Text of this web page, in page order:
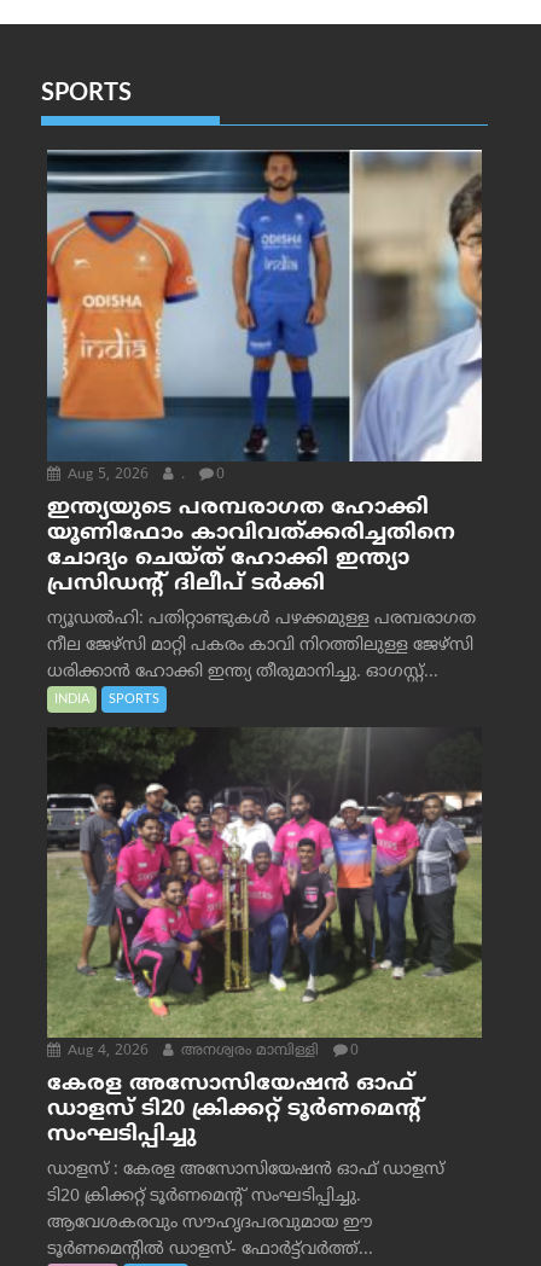
SPORTS
Aug 5, 2026 . 0
ഇന്ത്യയുടെ പരമ്പരാഗത ഹോക്കി
യൂണിഫോം കാവിവത്ക്കരിച്ചതിനെ
ചോദ്യം ചെയ്ത് ഹോക്കി ഇന്ത്യാ
പ്രസിഡന്റ് ദിലീപ് ടര്‍ക്കി
ന്യൂഡൽഹി: പതിറ്റാണ്ടുകൾ പഴക്കമുള്ള പരമ്പരാഗത
നീല ജേഴ്‌സി മാറ്റി പകരം കാവി നിറത്തിലുള്ള ജേഴ്‌സി
ധരിക്കാൻ ഹോക്കി ഇന്ത്യ തീരുമാനിച്ചു. ഓഗസ്റ്റ്...
INDIA SPORTS
Aug 4, 2026 അനശ്വരം മാമ്പിള്ളി 0
കേരള അസോസിയേഷൻ ഓഫ്
ഡാളസ് ടി20 ക്രിക്കറ്റ് ടൂർണമെന്റ്
സംഘടിപ്പിച്ചു
ഡാളസ് : കേരള അസോസിയേഷൻ ഓഫ് ഡാളസ്
ടി20 ക്രിക്കറ്റ് ടൂർണമെന്റ് സംഘടിപ്പിച്ചു.
ആവേശകരവും സൗഹൃദപരവുമായ ഈ
ടൂർണമെന്റിൽ ഡാളസ്- ഫോർട്ട്‌വര്‍ത്ത്...